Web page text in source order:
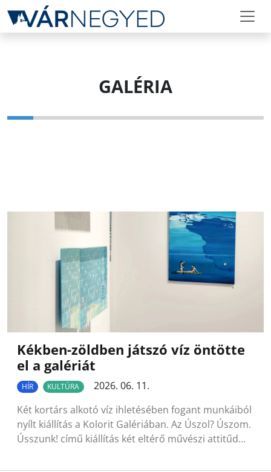
GALÉRIA
Kékben-zöldben játszó víz öntötte
el a galériát
HÍR KULTÚRA
2026. 06. 11.
Két kortárs alkotó víz ihletésében fogant munkáiból
nyílt kiállítás a Kolorit Galériában. Az Úszol? Úszom.
Ússzunk! című kiállítás két eltérő művészi attitűd…